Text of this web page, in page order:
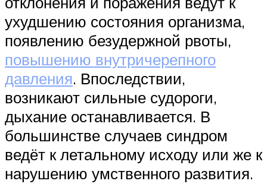
ухудшению состояния организма,
появлению безудержной рвоты,
повышению внутричерепного
давления. Впоследствии,
возникают сильные судороги,
дыхание останавливается. В
большинстве случаев синдром
ведёт к летальному исходу или же к
нарушению умственного развития.